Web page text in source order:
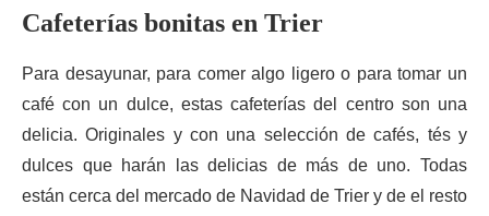
Cafeterías bonitas en Trier
Para desayunar, para comer algo ligero o para tomar un
café con un dulce, estas cafeterías del centro son una
delicia. Originales y con una selección de cafés, tés y
dulces que harán las delicias de más de uno. Todas
están cerca del mercado de Navidad de Trier y de el resto